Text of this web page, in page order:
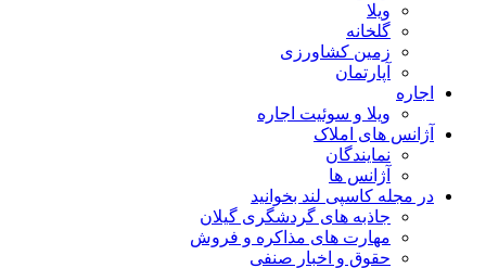
ویلا
گلخانه
زمین کشاورزی
آپارتمان
اجاره
ویلا و سوئیت اجاره
آژانس های املاک
نمایندگان
آژانس ها
در مجله کاسپی لند بخوانید
جاذبه های گردشگری گیلان
مهارت های مذاکره و فروش
حقوق و اخبار صنفی